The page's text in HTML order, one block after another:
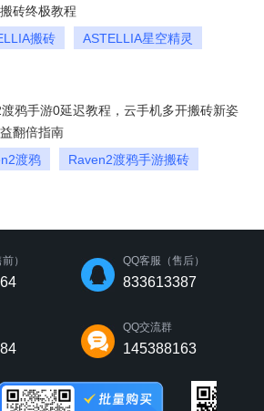
砖终极教程
搬砖
ASTELLIA星空精灵
鸦手游0延迟教程，云手机多开搬砖新姿
翻倍指南
渡鸦
Raven2渡鸦手游搬砖
） QQ客服（售后）
833613387
QQ交流群
145388163